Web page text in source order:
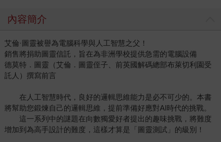
內容簡介
艾倫·圖靈被譽為電腦科學與人工智慧之父！
銷售將捐助圖靈信託，旨在為非洲學校提供急需的電腦設備
德莫特．圖靈（艾倫．圖靈侄子、前英國解碼總部布萊切利園受
託人）撰寫前言
在人工智慧時代，良好的邏輯思維能力是必不可少的。本書
將幫助您鍛煉自己的邏輯思維，提前準備好應對AI時代的挑戰。
這一系列中的謎題在向數獨愛好者提出的趣味挑戰，將難度
增加到為高手設計的難度，這樣才算是「圖靈測試」的級別！